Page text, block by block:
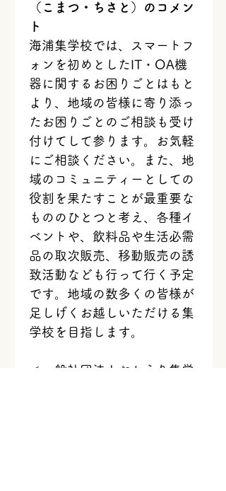
（こまつ・ちさと）のコメン
ト
海浦集学校では、スマートフ
ォンを初めとしたIT・OA機
器に関するお困りごとはもと
より、地域の皆様に寄り添っ
たお困りごとのご相談も受け
付けてして参ります。お気軽
にご相談ください。また、地
域のコミュニティーとしての
役割を果たすことが最重要な
もののひとつと考え、各種イ
ベントや、飲料品や生活必需
品の取次販売、移動販売の誘
致活動なども行って行く予定
です。地域の数多くの皆様が
足しげくお越しいただける集
学校を目指します。
＜一般社団法人おかえり集学